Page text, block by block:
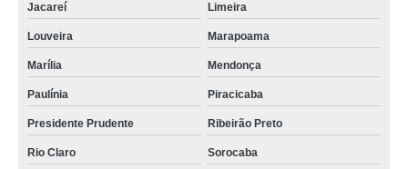
Jacareí Limeira
Louveira Marapoama
Marília Mendonça
Paulínia Piracicaba
Presidente Prudente Ribeirão Preto
Rio Claro Sorocaba